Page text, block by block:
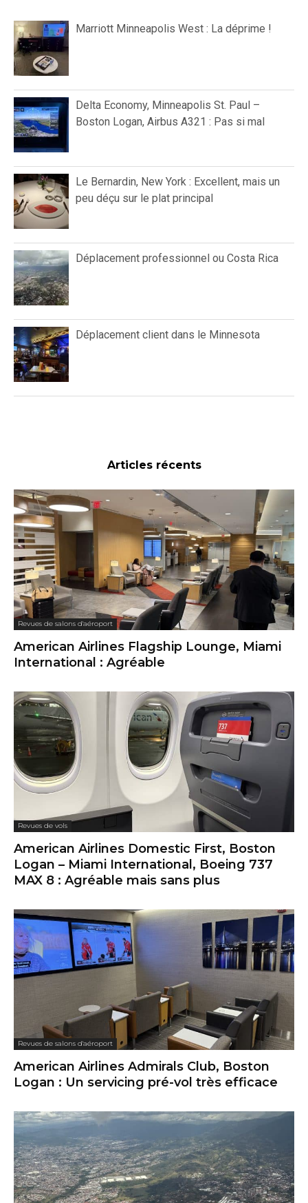
Marriott Minneapolis West : La déprime !
Delta Economy, Minneapolis St. Paul –
Boston Logan, Airbus A321 : Pas si mal
Le Bernardin, New York : Excellent, mais un
peu déçu sur le plat principal
Déplacement professionnel ou Costa Rica
Déplacement client dans le Minnesota
Articles récents
Revues de salons d'aéroport
American Airlines Flagship Lounge, Miami
International : Agréable
Revues de vols
American Airlines Domestic First, Boston
Logan – Miami International, Boeing 737
MAX 8 : Agréable mais sans plus
Revues de salons d'aéroport
American Airlines Admirals Club, Boston
Logan : Un servicing pré-vol très efficace